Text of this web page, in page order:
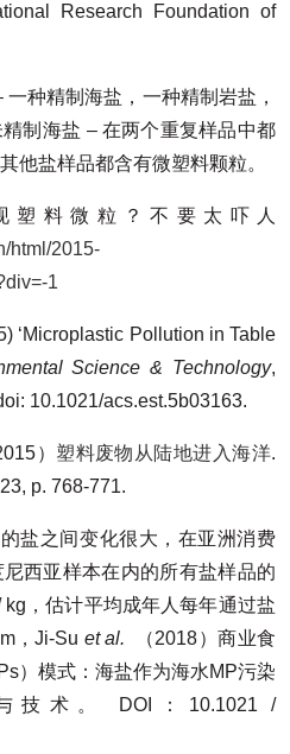
Research Foundation of
种精制海盐，一种精制岩盐，
制海盐 – 在两个重复样品中都
他盐样品都含有微塑料颗粒。
塑料微粒？不要太吓人
html/2015-
1
‘Microplastic Pollution in Table
Science & Technology,
10.1021/acs.est.5b03163.
） 塑料废物从陆地进入海洋.
p. 768-771.
盐之间变化很大，在亚洲消费
西亚样本在内的所有盐样品的
，估计平均成年人每年通过盐
，Ji-Su et al. （2018）商业食
）模式：海盐作为海水MP污染
术。 DOI：10.1021 /